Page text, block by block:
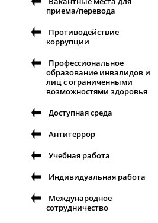
приема/перевода
Противодействие
коррупции
Профессиональное
образование инвалидов и
лиц с ограниченными
возможностями здоровья
Доступная среда
Антитеррор
Учебная работа
Индивидуальная работа
Международное
сотрудничество